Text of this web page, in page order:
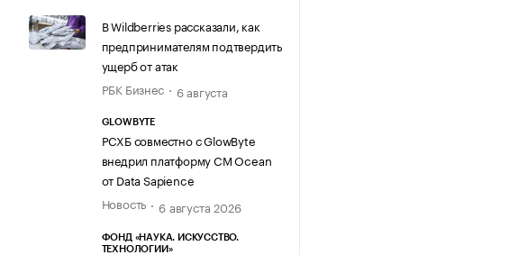
В Wildberries рассказали, как
предпринимателям подтвердить
ущерб от атак
РБК Бизнес
6 августа
GLOWBYTE
РСХБ совместно с GlowByte
внедрил платформу CM Ocean
от Data Sapience
Новость
6 августа 2026
ФОНД «НАУКА. ИСКУССТВО.
ТЕХНОЛОГИИ»